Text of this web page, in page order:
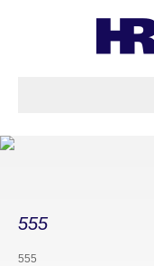
555
555